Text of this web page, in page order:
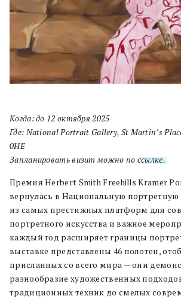
Когда: до 12 октября 2025
Где: National Portrait Gallery, St Martin’s
0HE
Запланировать визит можно по ссылке.
Премия Herbert Smith Freehills Kramer
вернулась в Национальную портретную
из самых престижных платформ для
портретного искусства и важное
каждый год расширяет границы
выставке представлены 46 полотен,
присланных со всего мира — они
разнообразие художественных
традиционных техник до смелых